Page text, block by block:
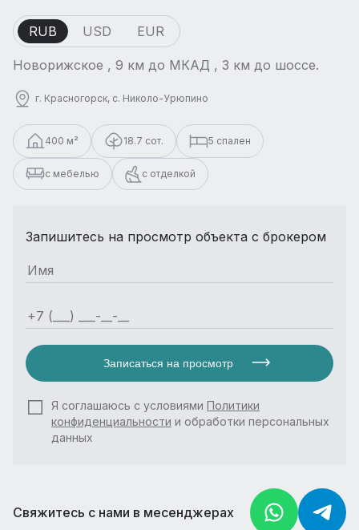
RUB USD EUR
Новорижское , 9 км до МКАД , 3 км до шоссе.
г. Красногорск, с. Николо-Урюпино
400 м² 18.7 сот. 5 спален
с мебелью с отделкой
Запишитесь на просмотр объекта с брокером
Записаться на просмотр
Я соглашаюсь с условиями Политики
конфиденциальности и обработки персональных
данных
Свяжитесь с нами в месенджерах